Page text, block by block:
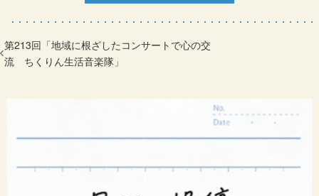
第213回「地域に根ざしたコンサートで心の交
流 ちくりん生活音楽隊」